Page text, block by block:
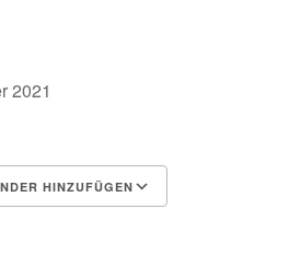
2021
HINZUFÜGEN